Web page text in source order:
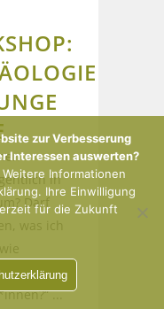
in
Darf
was ich
...
zur Verbesserung
Interessen auswerten?
Informationen
Ihre Einwilligung
für die Zukunft